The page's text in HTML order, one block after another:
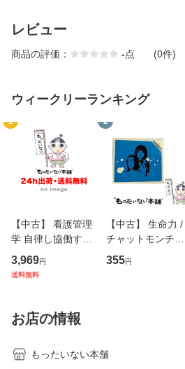
レビュー
商品の評価： -点 (0件)
ウィークリーランキング
1
【中古】 看護管理
学 自律し協働する
専門職の看護マネ
ジメントスキル 改
恵 藤本幸三 / 南江
堂 [単行
3,969円
送料無料
2
【中古】 生命力 /
チャットモンチー /
キューンレコード
[CD]【メール便送
355円
お店の情報
もったいない本舗